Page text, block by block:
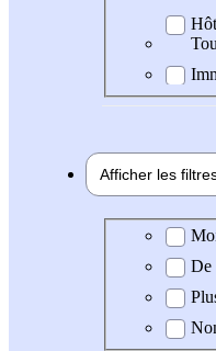
Afficher les
Expérience
De